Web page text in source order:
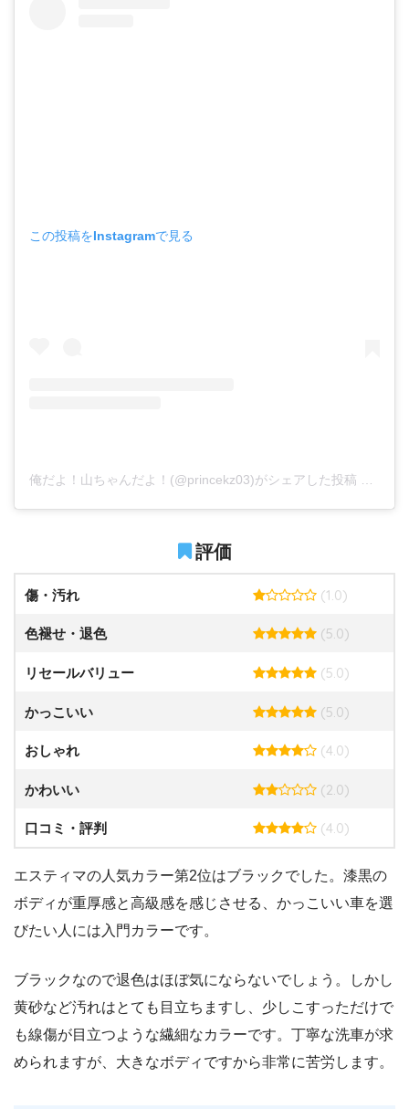
この投稿をInstagramで見る
俺だよ！山ちゃんだよ！(@princekz03)がシェアした投稿
評価
傷・汚れ (1.0)
色褪せ・退色 (5.0)
リセールバリュー (5.0)
かっこいい (5.0)
おしゃれ (4.0)
かわいい (2.0)
口コミ・評判 (4.0)
エスティマの人気カラー第2位はブラックでした。漆黒の
ボディが重厚感と高級感を感じさせる、かっこいい車を選
びたい人には入門カラーです。
ブラックなので退色はほぼ気にならないでしょう。しかし
黄砂など汚れはとても目立ちますし、少しこすっただけで
も線傷が目立つような繊細なカラーです。丁寧な洗車が求
められますが、大きなボディですから非常に苦労します。